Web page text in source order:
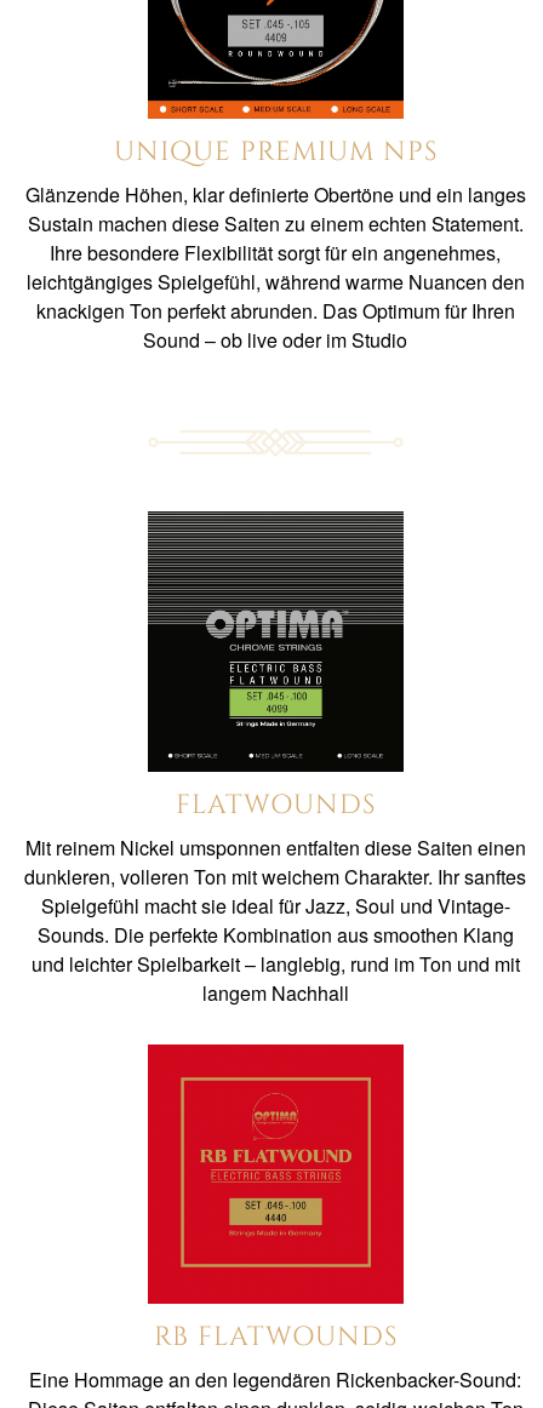
UNIQUE PREMIUM NPS
Glänzende Höhen, klar definierte Obertöne und ein langes
Sustain machen diese Saiten zu einem echten Statement.
Ihre besondere Flexibilität sorgt für ein angenehmes,
leichtgängiges Spielgefühl, während warme Nuancen den
knackigen Ton perfekt abrunden. Das Optimum für Ihren
Sound – ob live oder im Studio
FLATWOUNDS
Mit reinem Nickel umsponnen entfalten diese Saiten einen
dunkleren, volleren Ton mit weichem Charakter. Ihr sanftes
Spielgefühl macht sie ideal für Jazz, Soul und Vintage-
Sounds. Die perfekte Kombination aus smoothen Klang
und leichter Spielbarkeit – langlebig, rund im Ton und mit
langem Nachhall
RB FLATWOUNDS
Eine Hommage an den legendären Rickenbacker-Sound: